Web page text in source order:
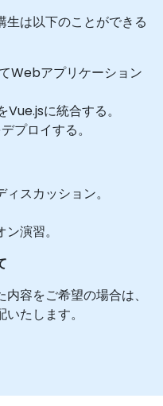
生は以下のことができる
Webアプリケーション
に統合する。
プロイする。
スカッション。
演習。
容をご希望の場合は、
たします。